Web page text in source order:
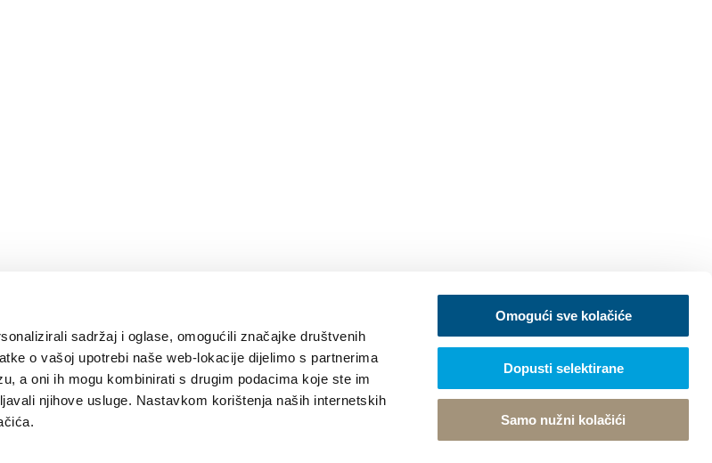
sadržaj i oglase, omogućili značajke društvenih
o vašoj upotrebi naše web-lokacije dijelimo s partnerima
a oni ih mogu kombinirati s drugim podacima koje ste im
njihove usluge. Nastavkom korištenja naših internetskih
Omogući sve kolačiće
Dopusti selektirane
Samo nužni kolačići